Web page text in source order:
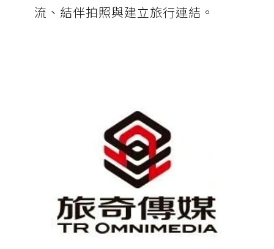
流、結伴拍照與建立旅行連結。